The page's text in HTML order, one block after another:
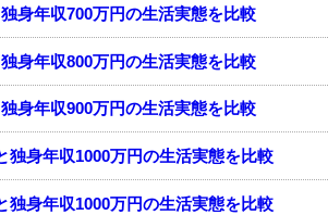
身年収700万円の生活実態を比較
身年収800万円の生活実態を比較
身年収900万円の生活実態を比較
独身年収1000万円の生活実態を比較
独身年収1000万円の生活実態を比較